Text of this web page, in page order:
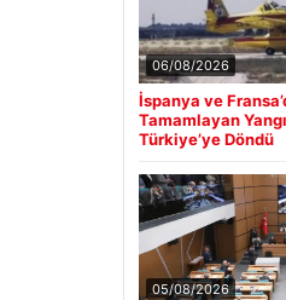
06/08/2026
İspanya ve
Tamamlayan
Türkiye’ye Döndü
05/08/2026